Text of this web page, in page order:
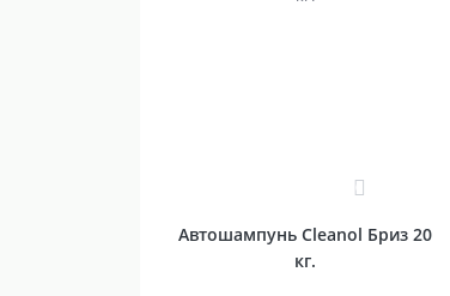
0
Автошампунь Cleanol Бриз 20
кг.